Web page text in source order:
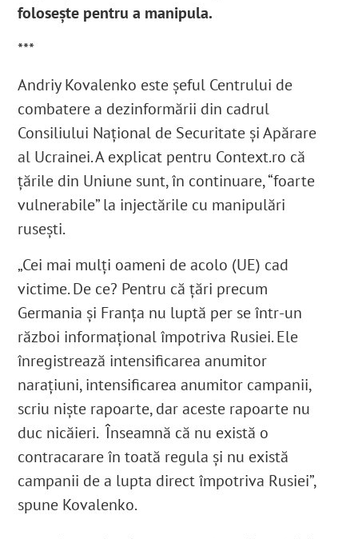
folosește pentru a manipula.
***
Andriy Kovalenko este șeful Centrului de
combatere a dezinformării din cadrul
Consiliului Național de Securitate și Apărare
al Ucrainei. A explicat pentru Context.ro că
țările din Uniune sunt, în continuare, “foarte
vulnerabile” la injectările cu manipulări
rusești.
„Cei mai mulți oameni de acolo (UE) cad
victime. De ce? Pentru că țări precum
Germania și Franța nu luptă per se într-un
război informațional împotriva Rusiei. Ele
înregistrează intensificarea anumitor
narațiuni, intensificarea anumitor campanii,
scriu niște rapoarte, dar aceste rapoarte nu
duc nicăieri. Înseamnă că nu există o
contracarare în toată regula și nu există
campanii de a lupta direct împotriva Rusiei”,
spune Kovalenko.